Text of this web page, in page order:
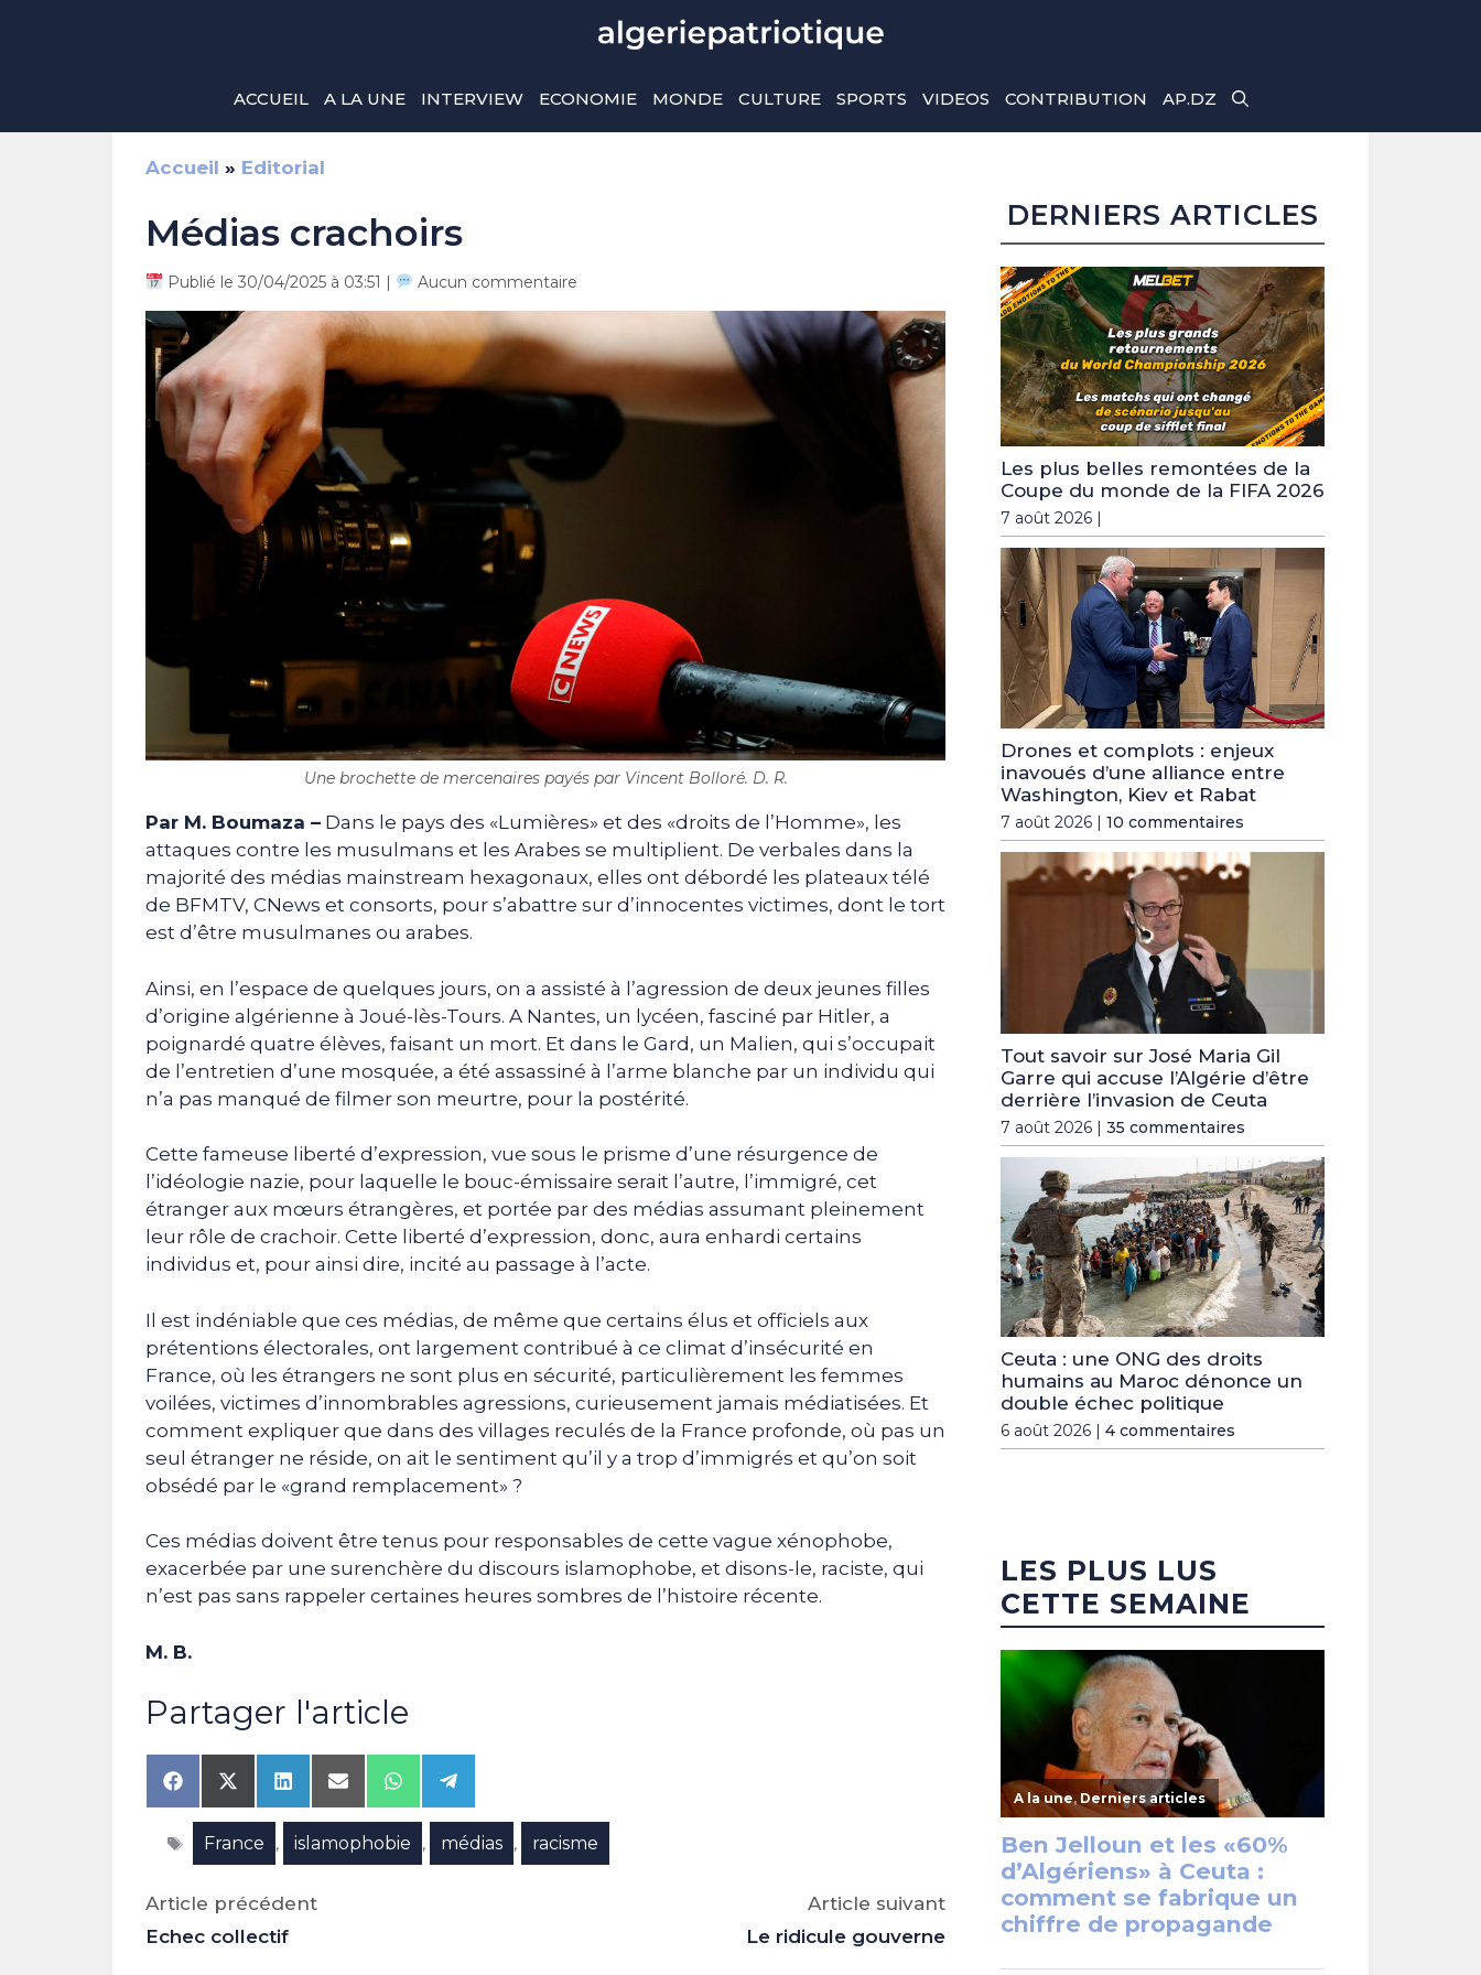
ACCUEIL A LA UNE INTERVIEW ECONOMIE MONDE CULTURE SPORTS VIDEOS CONTRIBUTION AP.DZ
Accueil » Editorial
Médias crachoirs
Publié le 30/04/2025 à 03:51 | Aucun commentaire
Une brochette de mercenaires payés par Vincent Bolloré. D. R.
Par M. Boumaza – Dans le pays des «Lumières» et des «droits de l’Homme», les
attaques contre les musulmans et les Arabes se multiplient. De verbales dans la
majorité des médias mainstream hexagonaux, elles ont débordé les plateaux télé
de BFMTV, CNews et consorts, pour s’abattre sur d’innocentes victimes, dont le tort
est d’être musulmanes ou arabes.
Ainsi, en l’espace de quelques jours, on a assisté à l’agression de deux jeunes filles
d’origine algérienne à Joué-lès-Tours. A Nantes, un lycéen, fasciné par Hitler, a
poignardé quatre élèves, faisant un mort. Et dans le Gard, un Malien, qui s’occupait
de l’entretien d’une mosquée, a été assassiné à l’arme blanche par un individu qui
n’a pas manqué de filmer son meurtre, pour la postérité.
Cette fameuse liberté d’expression, vue sous le prisme d’une résurgence de
l’idéologie nazie, pour laquelle le bouc-émissaire serait l’autre, l’immigré, cet
étranger aux mœurs étrangères, et portée par des médias assumant pleinement
leur rôle de crachoir. Cette liberté d’expression, donc, aura enhardi certains
individus et, pour ainsi dire, incité au passage à l’acte.
Il est indéniable que ces médias, de même que certains élus et officiels aux
prétentions électorales, ont largement contribué à ce climat d’insécurité en
France, où les étrangers ne sont plus en sécurité, particulièrement les femmes
voilées, victimes d’innombrables agressions, curieusement jamais médiatisées. Et
comment expliquer que dans des villages reculés de la France profonde, où pas un
seul étranger ne réside, on ait le sentiment qu’il y a trop d’immigrés et qu’on soit
obsédé par le «grand remplacement» ?
Ces médias doivent être tenus pour responsables de cette vague xénophobe,
exacerbée par une surenchère du discours islamophobe, et disons-le, raciste, qui
n’est pas sans rappeler certaines heures sombres de l’histoire récente.
M. B.
Partager l'article
Share
on
Facebook
Share
on
X
(Twitter)
Share
on
LinkedIn
Share
on
Email
Share
on
WhatsApp
Share
on
Telegram
Étiquettes
France , islamophobie , médias , racisme
Article précédent
Echec collectif
Article suivant
Le ridicule gouverne
DERNIERS ARTICLES
Les plus belles remontées de la
Coupe du monde de la FIFA 2026
7 août 2026 |
Drones et complots : enjeux
inavoués d’une alliance entre
Washington, Kiev et Rabat
7 août 2026 | 10 commentaires
Tout savoir sur José Maria Gil
Garre qui accuse l’Algérie d’être
derrière l’invasion de Ceuta
7 août 2026 | 35 commentaires
Ceuta : une ONG des droits
humains au Maroc dénonce un
double échec politique
6 août 2026 | 4 commentaires
LES PLUS LUS
CETTE SEMAINE